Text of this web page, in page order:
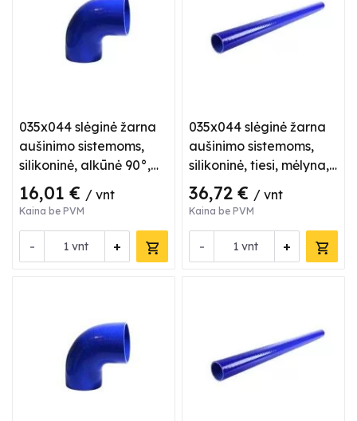
035x044 slėginė žarna
aušinimo sistemoms,
silikoninė, alkūnė 90°,
mėlyna
16,01 € / vnt
Kaina be PVM
- +
vnt
035x044 slėginė žarna
aušinimo sistemoms,
silikoninė, tiesi, mėlyna,
L 1 m
36,72 € / vnt
Kaina be PVM
- +
vnt